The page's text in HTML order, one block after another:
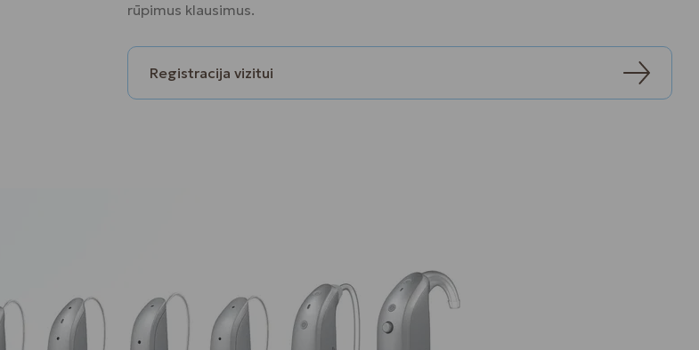
rūpimus klausimus.
Registracija vizitui